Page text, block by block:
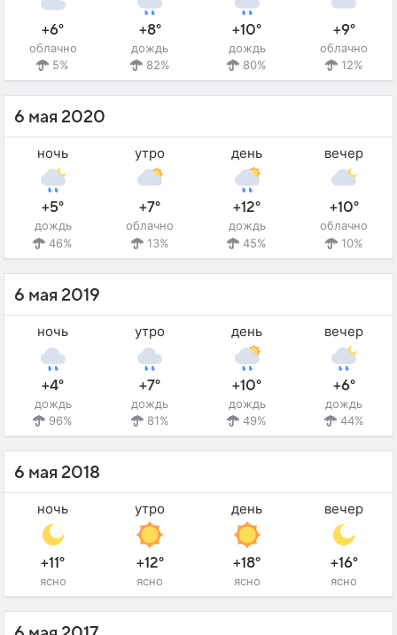
+6°
облачно
5%
+8°
дождь
82%
+10°
дождь
80%
+9°
облачно
12%
6 мая 2020
ночь
+5°
дождь
46%
утро
+7°
облачно
13%
день
+12°
дождь
45%
вечер
+10°
облачно
10%
6 мая 2019
ночь
+4°
дождь
96%
утро
+7°
дождь
81%
день
+10°
дождь
49%
вечер
+6°
дождь
44%
6 мая 2018
ночь
+11°
ясно
утро
+12°
ясно
день
+18°
ясно
вечер
+16°
ясно